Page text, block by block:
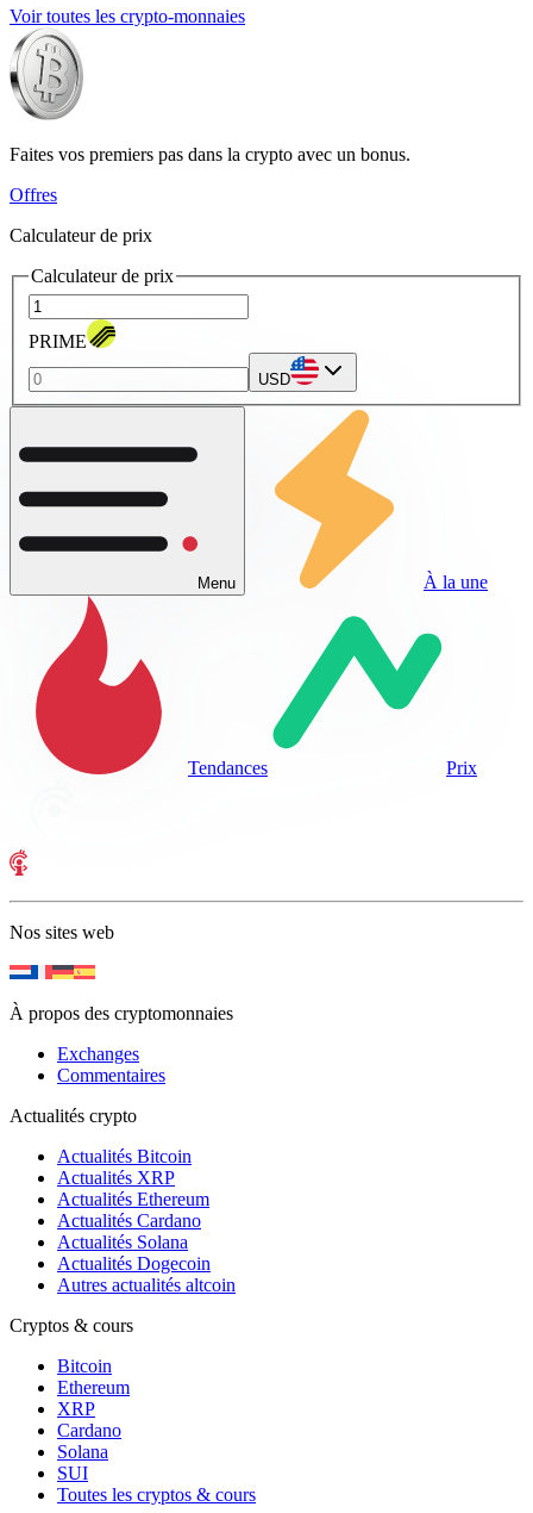
Voir toutes les crypto-monnaies
Faites vos premiers pas dans la crypto avec un bonus.
Offres
Calculateur de prix
Calculateur de prix
PRIME
USD
Menu À la une
Tendances Prix
Nos sites web
À propos des cryptomonnaies
Exchanges
Commentaires
Actualités crypto
Actualités Bitcoin
Actualités XRP
Actualités Ethereum
Actualités Cardano
Actualités Solana
Actualités Dogecoin
Autres actualités altcoin
Cryptos & cours
Bitcoin
Ethereum
XRP
Cardano
Solana
SUI
Toutes les cryptos & cours